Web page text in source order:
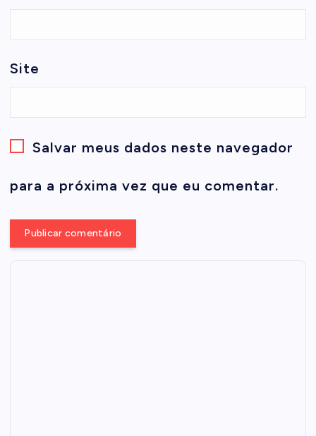
Site
Salvar meus dados neste navegador
para a próxima vez que eu comentar.